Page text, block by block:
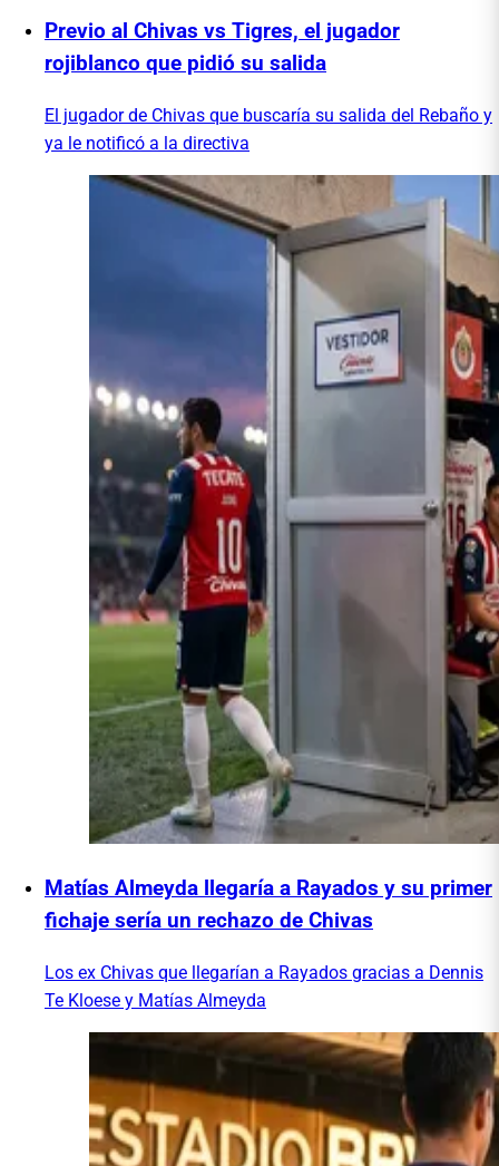
Previo al Chivas vs Tigres, el jugador
rojiblanco que pidió su salida
El jugador de Chivas que buscaría su salida del Rebaño y
ya le notificó a la directiva
Matías Almeyda llegaría a Rayados y su primer
fichaje sería un rechazo de Chivas
Los ex Chivas que llegarían a Rayados gracias a Dennis
Te Kloese y Matías Almeyda